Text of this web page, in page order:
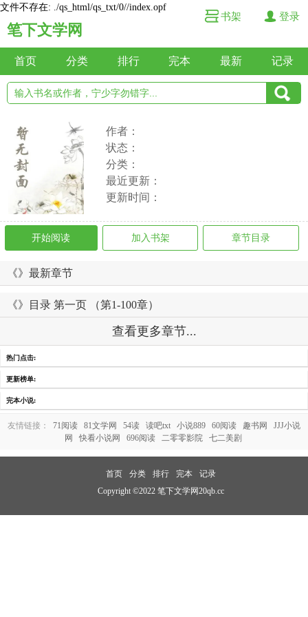
文件不存在: ./qs_html/qs_txt/0//index.opf
笔下文学网
书架 登录
首页 分类 排行 完本 最新 记录
作者：
状态：
分类：
最近更新：
更新时间：
开始阅读 加入书架 章节目录
《》最新章节
《》目录 第一页 （第1-100章）
查看更多章节...
热门点击:
更新榜单:
完本小说:
友情链接： 71阅读 81文学网 54读 读吧txt 小说889 60阅读 趣书网
JJJ小说
网
快看小说网 696阅读 二零零影院 七二美剧
首页 分类 排行 完本
记录
Copyright ©2022 笔下文学网20qb.cc